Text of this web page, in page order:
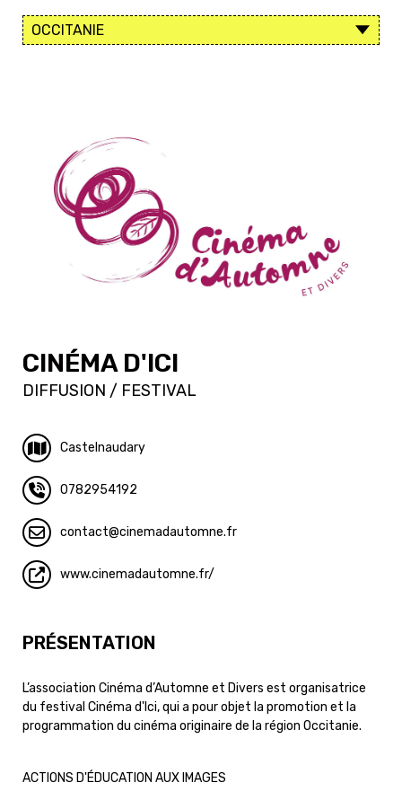
CINÉMA D'ICI
DIFFUSION / FESTIVAL
Castelnaudary
0782954192
contact cinemadautomne.fr
www.cinemadautomne.fr/
PRÉSENTATION
L’association Cinéma d’Automne et Divers est organisatrice
du festival Cinéma d'Ici, qui a pour objet la promotion et la
programmation du cinéma originaire de la région Occitanie.
ACTIONS D'ÉDUCATION AUX IMAGES